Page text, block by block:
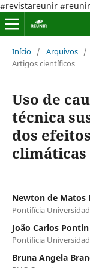
#revistareunir #reunir
Início / Arquivos /
Artigos científicos
Uso de
técnica
dos
Newton de Matos
Pontifícia
João Carlos Pontin
Pontifícia
Bruna Angela